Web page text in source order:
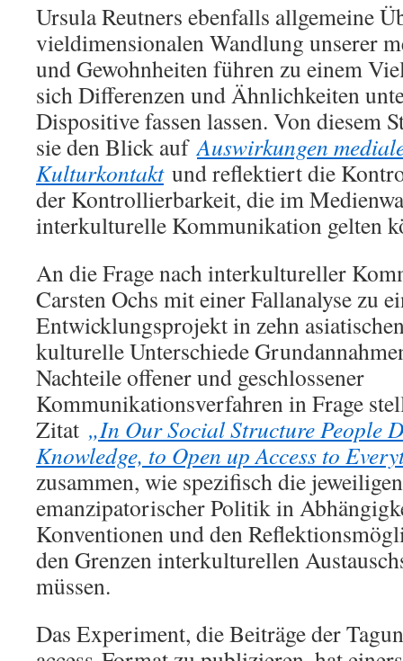
Ursula Reutners ebenfalls allgemeine
vieldimensionalen Wandlung unserer
und Gewohnheiten führen zu einem
sich Differenzen und Ähnlichkeiten
Dispositive fassen lassen. Von diesem
sie den Blick aufAuswirkungen
Kulturkontakt und reflektiert die
der Kontrollierbarkeit, die im
interkulturelle Kommunikation gelten
An die Frage nach interkultureller
Carsten Ochs mit einer Fallanalyse zu
Entwicklungsprojekt in zehn
kulturelle Unterschiede
Nachteile offener und geschlossener
Kommunikationsverfahren in Frage
Zitat „In Our Social Structure People
Knowledge, to Open up Access to
zusammen, wie spezifisch die
emanzipatorischer Politik in
Konventionen und den
den Grenzen interkulturellen
müssen.
Das Experiment, die Beiträge der